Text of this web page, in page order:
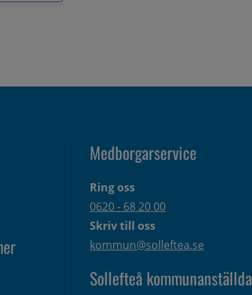
Medborgarservice
Ring oss
0620 - 68 20 00
Skriv till oss
kommun@solleftea.se
Sollefteå kommunanställda